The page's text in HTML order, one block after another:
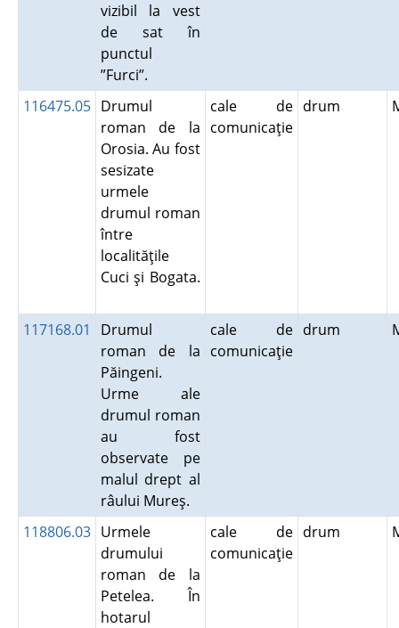
vizibil la vest
de sat în
punctul
”Furci”.
116475.05 Drumul
roman de la
Orosia. Au fost
sesizate
urmele
drumul roman
între
localităţile
Cuci şi Bogata.
cale de
comunicaţie
drum
117168.01
Drumul
roman de la
Păingeni.
Urme ale
drumul roman
au fost
observate pe
malul drept al
râului Mureş.
cale de
comunicaţie
drum
118806.03 Urmele
drumului
roman de la
Petelea. În
hotarul
cale de
comunicaţie
drum